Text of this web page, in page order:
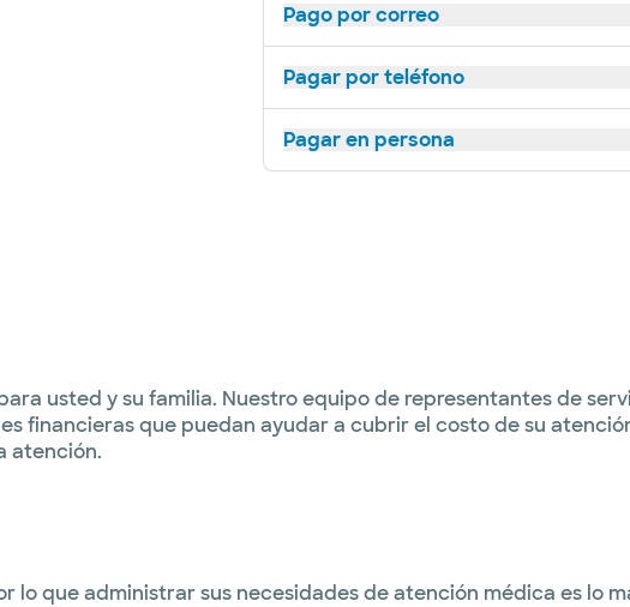
Pago por correo
Pagar por teléfono
Pagar en persona
usted y su familia. Nuestro equipo de representantes de
financieras que puedan ayudar a cubrir el costo de su
atención.
lo que administrar sus necesidades de atención médica es lo